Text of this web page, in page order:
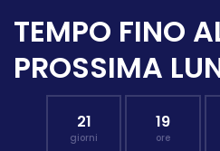
TEMPO FINO
PROSSIMA
21
giorni
19
ore